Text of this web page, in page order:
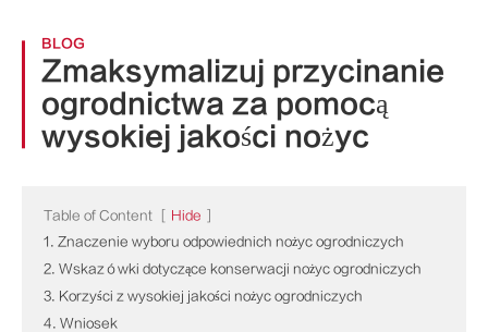
BLOG
Zmaksymalizuj przycinanie
ogrodnictwa za pomocą
wysokiej jakości nożyc
Table of Content Hide
1. Znaczenie wyboru odpowiednich nożyc ogrodniczych
2. Wskazówki dotyczące konserwacji nożyc ogrodniczych
3. Korzyści z wysokiej jakości nożyc ogrodniczych
4. Wniosek